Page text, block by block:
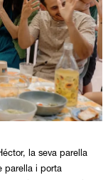
la seva parella
parella i porta